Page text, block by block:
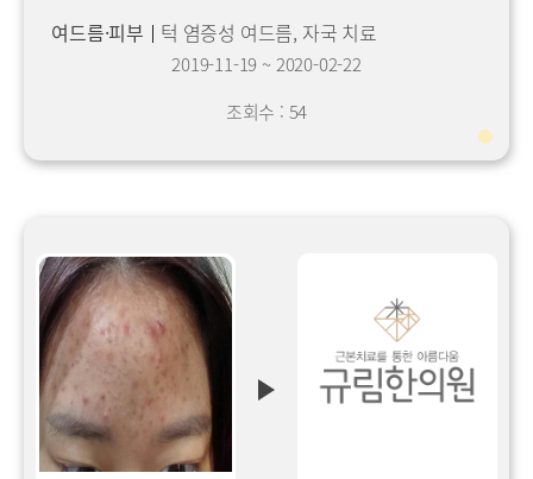
여드름·피부 턱 염증성 여드름, 자국 치료
2019-11-19 ~ 2020-02-22
조회수 : 54